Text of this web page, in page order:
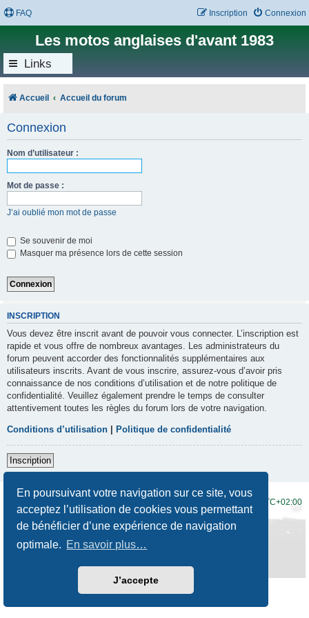
En poursuivant votre navigation sur ce site, vous
acceptez l’utilisation de cookies vous permettant
de bénéficier d’une expérience de navigation
optimale. En savoir plus…
J’accepte
FAQ Connexion
Inscription
Les motos anglaises d'avant 1983
Links
Accueil Accueil du forum
Connexion
Nom d’utilisateur :
Mot de passe :
J’ai oublié mon mot de passe
Se souvenir de moi
Masquer ma présence lors de cette session
INSCRIPTION
Vous devez être inscrit avant de pouvoir vous connecter. L’inscription est
rapide et vous offre de nombreux avantages. Les administrateurs du
forum peuvent accorder des fonctionnalités supplémentaires aux
utilisateurs inscrits. Avant de vous inscrire, assurez-vous d’avoir pris
connaissance de nos conditions d’utilisation et de notre politique de
confidentialité. Veuillez également prendre le temps de consulter
attentivement toutes les règles du forum lors de votre navigation.
Conditions d’utilisation Politique de confidentialité
Inscription
UTC+02:00
Développé par phpBB® Forum Software © phpBB Limited
Traduction française officielle
Prosilver New Edition
Confidentialité|Conditions